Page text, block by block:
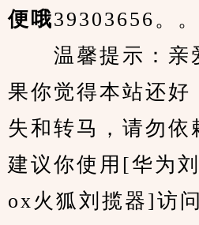
便哦39303656。。
温馨提示：亲
果你觉得本站还好
失和转马，请勿依
建议你使用[华为
ox火狐刘揽器]访